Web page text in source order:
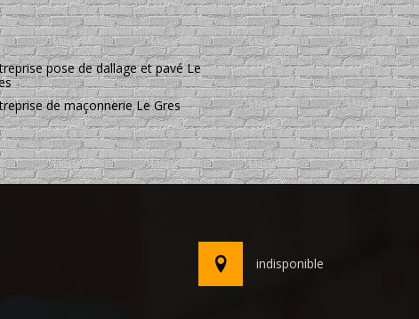
pose de dallage et pavé Le
de maçonnerie Le Gres
indisponible